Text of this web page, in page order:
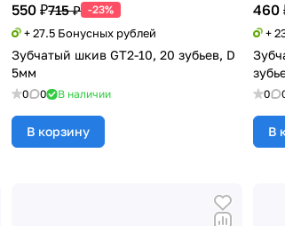
550 ₽715 ₽ -23%
+ 27.5 Бонусных рублей
Зубчатый шкив GT2-10, 20 зубьев, D
5мм
0 0 В наличии
В корзину
460
+
0
В